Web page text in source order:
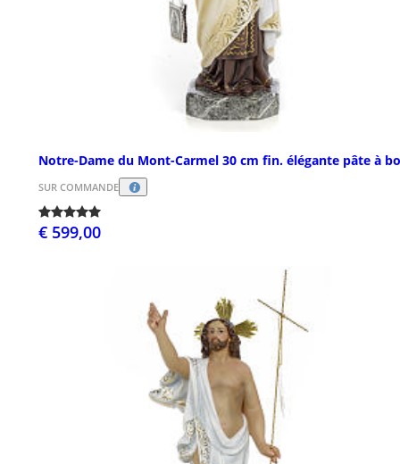
Notre-Dame du Mont-Carmel 30 cm fin. élégante pâte à
SUR COMMANDE
€ 599,00